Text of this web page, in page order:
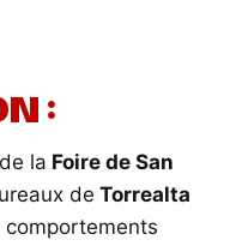
:
la Foire de San
de Torrealta